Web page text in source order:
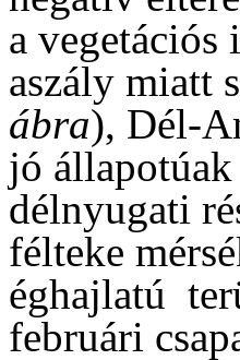
a
aszály miatt
ábra), Dél-
jó
délnyugati
félteke
éghajlatú
februári